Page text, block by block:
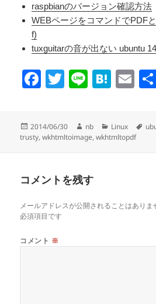
raspbianのバージョン確認方法
WEBページをコマンドでPDF
f)
tuxguitarの音が出ない ubuntu
F
e
o
o
k
T
er
Li
H
n
E
投
稿
2014/06/30
作
成
nb
カ
テ
Linux
タ
trusty,wkhtmltoimage,wkhtmltopdf
コメントを残す
メールアドレスが公開されることはありま
必須項目です
コメント ※